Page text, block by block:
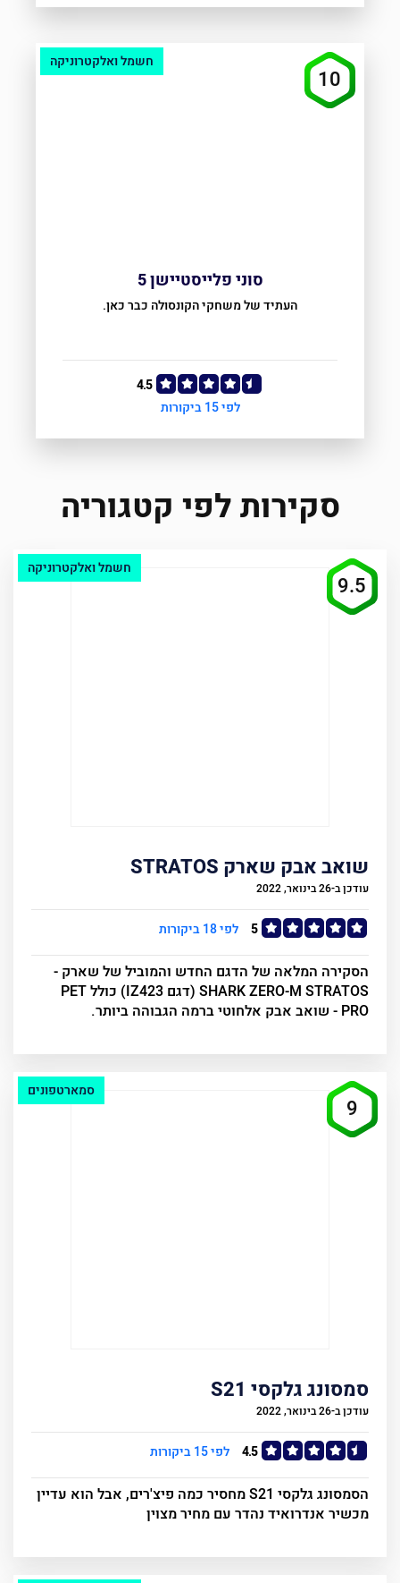
חשמל ואלקטרוניקה
10
סוני פלייסטיישן 5
העתיד של משחקי הקונסולה כבר כאן.
4.5
לפי 15 ביקורות
סקירות לפי קטגוריה
9.5
חשמל ואלקטרוניקה
שואב אבק שארק STRATOS
עודכן ב-26 בינואר, 2022
5 לפי 18 ביקורות
הסקירה המלאה של הדגם החדש והמוביל של שארק -
SHARK ZERO-M STRATOS (דגם IZ423) כולל PET
PRO - שואב אבק אלחוטי ברמה הגבוהה ביותר.
9
סמארטפונים
סמסונג גלקסי S21
עודכן ב-26 בינואר, 2022
4.5 לפי 15 ביקורות
הסמסונג גלקסי S21 מחסיר כמה פיצ'רים, אבל הוא עדיין
מכשיר אנדרואיד נהדר עם מחיר מצוין